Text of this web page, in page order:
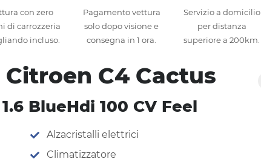
con zero
di carrozzeria
incluso.
Pagamento vettura
solo dopo visione e
consegna in 1 ora.
Servizio a domicilio
per distanza
superiore a 200km.
C4 Cactus
BlueHdi 100 CV Feel
Alzacristalli elettrici
Climatizzatore